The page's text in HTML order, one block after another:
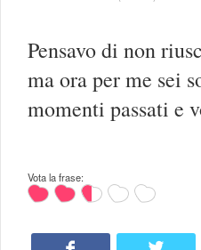
Pensavo di non
ma ora per me sei
momenti passati e
Vota la frase: